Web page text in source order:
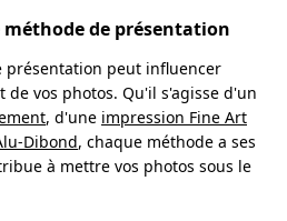
méthode de présentation
présentation peut influencer
vos photos. Qu'il s'agisse d'un
, d'une impression Fine Art
Dibond, chaque méthode a ses
à mettre vos photos sous le